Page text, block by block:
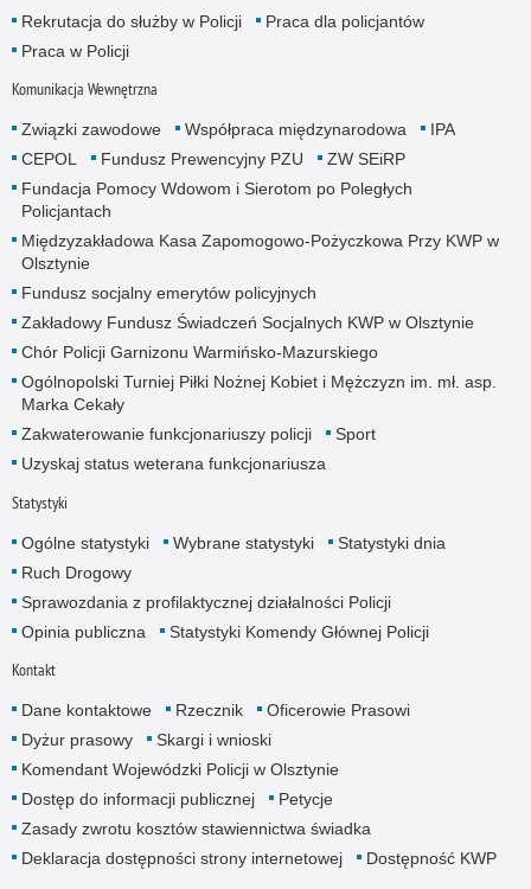
Rekrutacja do służby w Policji
Praca dla policjantów
Praca w Policji
Komunikacja Wewnętrzna
Związki zawodowe Współpraca międzynarodowa
IPA
CEPOL
Fundusz Prewencyjny PZU
ZW SEiRP
Fundacja Pomocy Wdowom i Sierotom po Poległych
Policjantach
Międzyzakładowa Kasa Zapomogowo-Pożyczkowa Przy KWP w
Olsztynie
Fundusz socjalny emerytów policyjnych
Zakładowy Fundusz Świadczeń Socjalnych KWP w Olsztynie
Chór Policji Garnizonu Warmińsko-Mazurskiego
Ogólnopolski Turniej Piłki Nożnej Kobiet i Mężczyzn im. mł. asp.
Marka Cekały
Zakwaterowanie funkcjonariuszy policji
Sport
Uzyskaj status weterana funkcjonariusza
Statystyki
Ogólne statystyki Wybrane statystyki
Statystyki dnia
Ruch Drogowy
Sprawozdania z profilaktycznej działalności Policji
Opinia publiczna
Statystyki Komendy Głównej Policji
Kontakt
Dane kontaktowe Rzecznik
Oficerowie Prasowi
Dyżur prasowy
Skargi i wnioski
Komendant Wojewódzki Policji w Olsztynie
Dostęp do informacji publicznej
Petycje
Zasady zwrotu kosztów stawiennictwa świadka
Deklaracja dostępności strony internetowej
Dostępność KWP